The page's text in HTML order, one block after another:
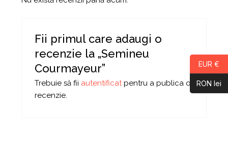
Fii primul care adaugi o
recenzie la „Semineu
Courmayeur”
Trebuie să fii autentificat pentru a publica o
recenzie.
EUR €
RON lei